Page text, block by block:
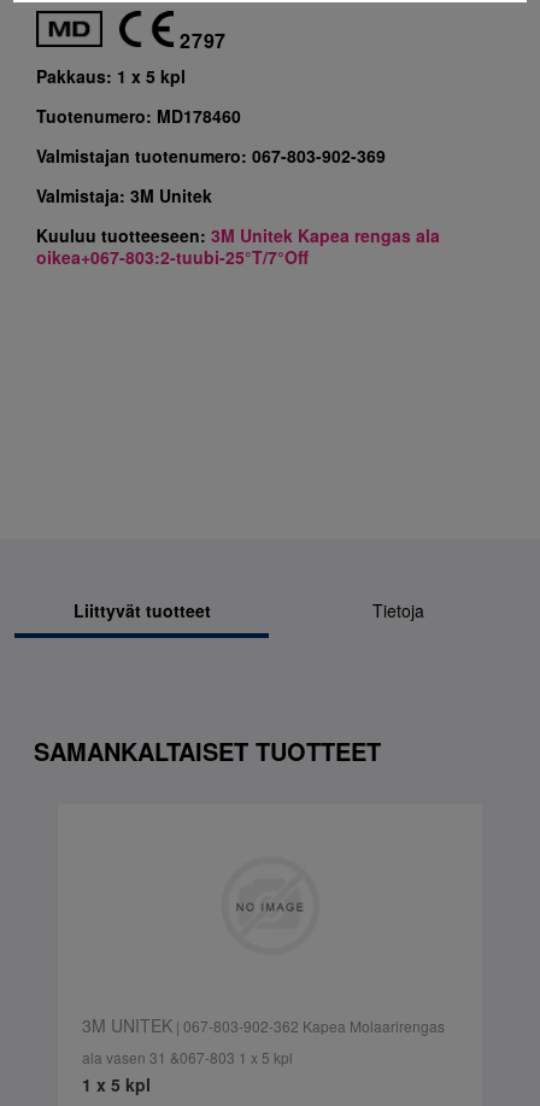
2797
Pakkaus: 1 x 5 kpl
Tuotenumero: MD178460
Valmistajan tuotenumero: 067-803-902-369
Valmistaja: 3M Unitek
Kuuluu tuotteeseen: 3M Unitek Kapea rengas ala
oikea+067-803:2-tuubi-25°T/7°Off
Liittyvät tuotteet Tietoja
SAMANKALTAISET TUOTTEET
3M UNITEK| 067-803-902-362 Kapea Molaarirengas
ala vasen 31 &067-803 1 x 5 kpl
1 x 5 kpl